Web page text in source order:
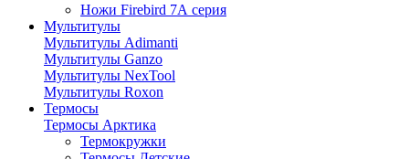
Ножи Firebird 7А серия
Мультитулы
Мультитулы Adimanti
Мультитулы Ganzo
Мультитулы NexTool
Мультитулы Roxon
Термосы
Термосы Арктика
Термокружки